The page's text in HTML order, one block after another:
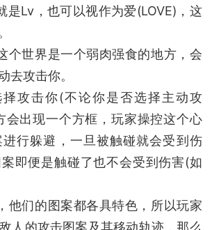
是Lv，也可以视作为爱(LOVE)，这
个世界是一个弱肉强食的地方，会
去攻击你。
攻击你(不论你是否选择主动攻
会出现一个方框，玩家操控这个心
行躲避，一旦被触碰就会受到伤
即便是触碰了也不会受到伤害(如
他们的图案都各具特色，所以玩家
人的攻击图案及其移动轨迹，那么